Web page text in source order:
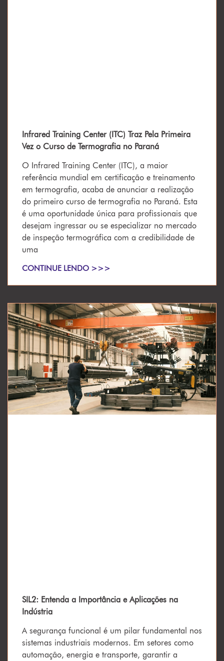
Infrared Training Center (ITC) Traz Pela Primeira
Vez o Curso de Termografia no Paraná
O Infrared Training Center (ITC), a maior
referência mundial em certificação e treinamento
em termografia, acaba de anunciar a realização
do primeiro curso de termografia no Paraná. Esta
é uma oportunidade única para profissionais que
desejam ingressar ou se especializar no mercado
de inspeção termográfica com a credibilidade de
uma
CONTINUE LENDO >>>
SIL2: Entenda a Importância e Aplicações na
Indústria
A segurança funcional é um pilar fundamental nos
sistemas industriais modernos. Em setores como
automação, energia e transporte, garantir a